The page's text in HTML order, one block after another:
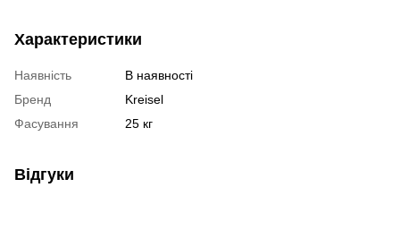
Характеристики
Наявність
В наявності
Бренд
Kreisel
Фасування
25 кг
Відгуки